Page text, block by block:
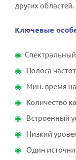
других областей.
Ключевые
Полоса
Мин. время
Количество
Встроенный
Низкий
Один